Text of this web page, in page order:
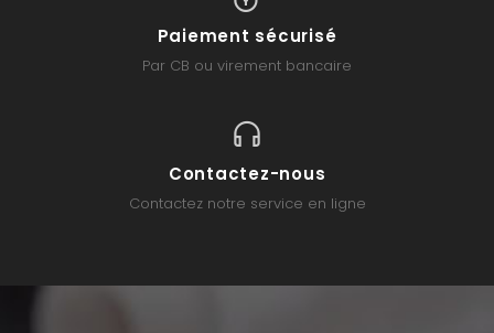
Paiement sécurisé
Par CB ou virement bancaire
Contactez-nous
Contactez notre service en ligne